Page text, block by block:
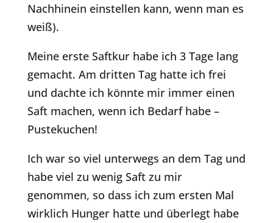
Nachhinein einstellen kann, wenn man es
weiß).
Meine erste Saftkur habe ich 3 Tage lang
gemacht. Am dritten Tag hatte ich frei
und dachte ich könnte mir immer einen
Saft machen, wenn ich Bedarf habe –
Pustekuchen!
Ich war so viel unterwegs an dem Tag und
habe viel zu wenig Saft zu mir
genommen, so dass ich zum ersten Mal
wirklich Hunger hatte und überlegt habe